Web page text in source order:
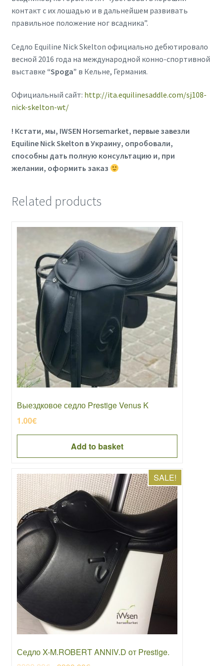
контакт с их лошадью и в дальнейшем развивать
правильное положение ног всадника”.
Седло Equiline Nick Skelton официально дебютировало
весной 2016 года на международной конно-спортивной
выставке “Spoga” в Кельне, Германия.
Официальный сайт: http://ita.equilinesaddle.com/sj108-
nick-skelton-wt/
! Кстати, мы, IWSEN Horsemarket, первые завезли
Equiline Nick Skelton в Украину, опробовали,
способны дать полную консультацию и, при
желании, оформить заказ
Related products
Выездковое седло Prestige Venus K
1.00€
Add to basket
Седло X-M.ROBERT ANNIV.D от Prestige.
SALE!